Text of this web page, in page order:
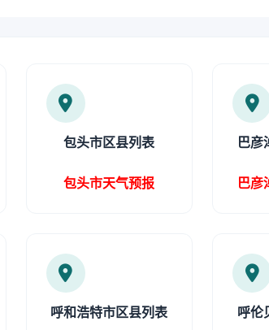
包头市区县列表
包头市天气预报
巴彦
巴彦
呼和浩特市区县列表 呼伦